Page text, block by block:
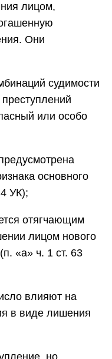
лицом,
Они
судимости
или особо
основного
УК);
отягчающим
лицом нового
«а» ч. 1 ст. 63
влияют на
в виде лишения
но